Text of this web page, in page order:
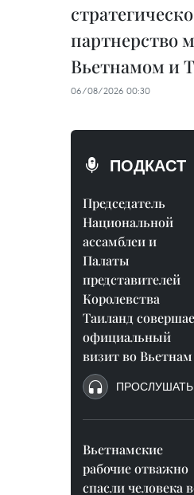
партнерство
Вьетнамом и
06/08/2026 00:30
ПОДКАСТ
Председатель
Национальной
ассамблеи и
Палаты
представителей
Королевства
Таиланд
официальный
визит во Вьетнам
ПРОСЛУШАТЬ
Вьетнамские
рабочие отважно
спасли человека